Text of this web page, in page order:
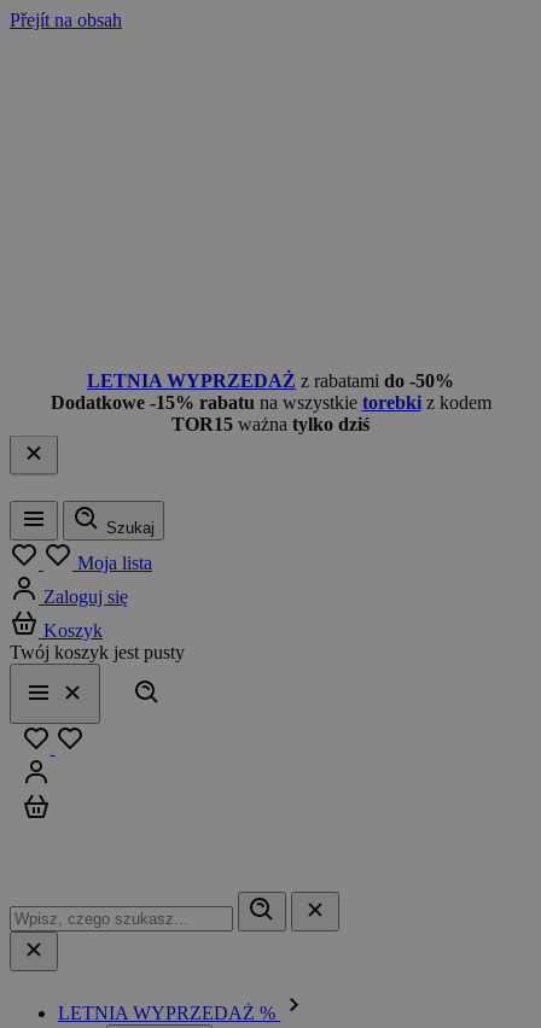
Přejít na obsah
LETNIA WYPRZEDAŻ z rabatami do -50%
Dodatkowe -15% rabatu na wszystkie torebkiz kodem
TOR15 ważna tylko dziś
Menu
Szukaj
Moja lista
Zaloguj się
Koszyk
Twój koszyk jest pusty
Menu
Zamknij
LETNIA WYPRZEDAŻ %